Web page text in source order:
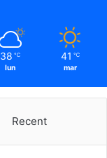
38 ℃
lun
41 ℃
mar
Recent